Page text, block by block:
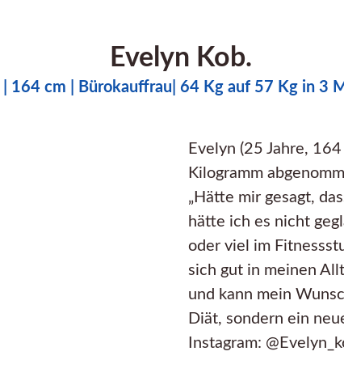
Evelyn Kob.
| 164 cm | Bürokauffrau| 64 Kg auf 57 Kg in 3
Evelyn (25 Jahre,
Kilogramm
„Hätte mir gesagt,
hätte ich es nicht
oder viel im
sich gut in meinen
und kann mein
Diät, sondern ein
Instagram: